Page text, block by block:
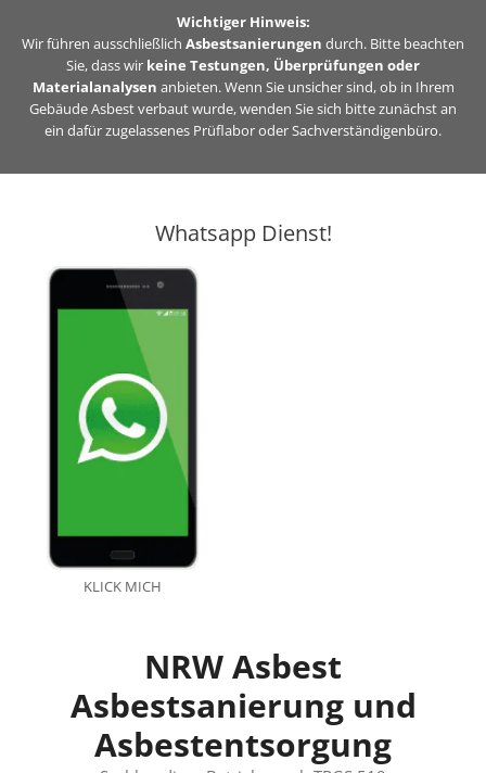
Inhalt
springen
Wichtiger Hinweis:
Wir führen ausschließlich Asbestsanierungen durch. Bitte beachten
Sie, dass wir keine Testungen, Überprüfungen oder
Materialanalysen anbieten. Wenn Sie unsicher sind, ob in Ihrem
Gebäude Asbest verbaut wurde, wenden Sie sich bitte zunächst an
ein dafür zugelassenes Prüflabor oder Sachverständigenbüro.
Whatsapp Dienst!
KLICK MICH
NRW Asbest
Asbestsanierung und
Asbestentsorgung